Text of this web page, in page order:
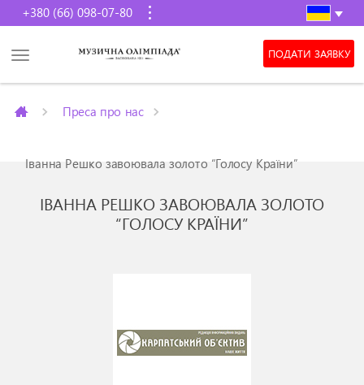
+380 (66) 098-07-80
ПОДАТИ ЗАЯВКУ
Преса про нас
Іванна Решко завоювала золото “Голосу Країни”
ІВАННА РЕШКО ЗАВОЮВАЛА ЗОЛОТО
“ГОЛОСУ КРАЇНИ”